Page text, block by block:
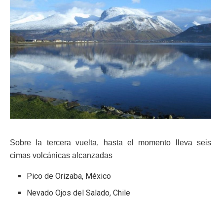
Sobre la tercera vuelta, hasta el momento lleva seis
cimas volcánicas alcanzadas
Pico de Orizaba, México
Nevado Ojos del Salado, Chile